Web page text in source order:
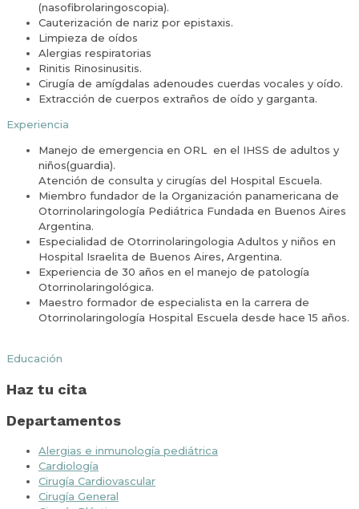
(nasofibrolaringoscopia).
Cauterización de nariz por epistaxis.
Limpieza de oídos
Alergias respiratorias
Rinitis Rinosinusitis.
Cirugía de amígdalas adenoudes cuerdas vocales y oído.
Extracción de cuerpos extraños de oído y garganta.
Experiencia
Manejo de emergencia en ORL en el IHSS de adultos y
niños(guardia).
Atención de consulta y cirugías del Hospital Escuela.
Miembro fundador de la Organización panamericana de
Otorrinolaringología Pediátrica Fundada en Buenos Aires
Argentina.
Especialidad de Otorrinolaringologia Adultos y niños en
Hospital Israelita de Buenos Aires, Argentina.
Experiencia de 30 años en el manejo de patología
Otorrinolaringológica.
Maestro formador de especialista en la carrera de
Otorrinolaringología Hospital Escuela desde hace 15 años.
Educación
Haz tu cita
Departamentos
Alergias e inmunología pediátrica
Cardiología
Cirugía Cardiovascular
Cirugía General